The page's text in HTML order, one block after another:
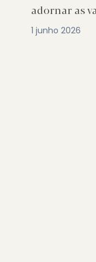
adornar as
1 junho 2026